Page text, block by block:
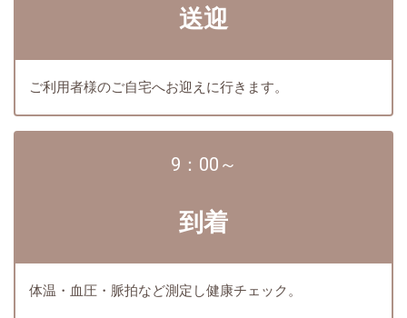
送迎
ご利用者様のご自宅へお迎えに行きます。
9：00～
到着
体温・血圧・脈拍など測定し健康チェック。